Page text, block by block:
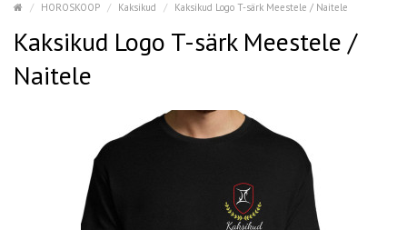
HOROSKOOP Kaksikud Kaksikud Logo T-särk Meestele / Naitele
Kaksikud Logo T-särk Meestele /
Naitele